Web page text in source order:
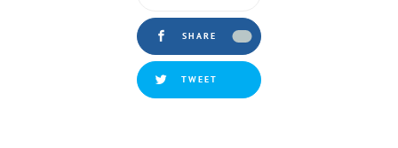
SHARE
TWEET